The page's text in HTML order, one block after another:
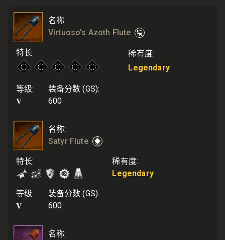
名称:
Virtuoso's Azoth Flute
特长: 稀有度:
Legendary
等级:
V
装备分数 (GS):
600
名称:
Satyr Flute
特长: 稀有度:
Legendary
等级:
V
装备分数 (GS):
600
名称: